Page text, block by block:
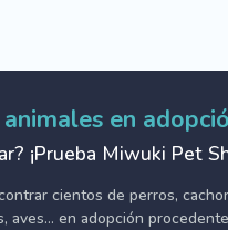
en
¡Prueba Miwuki Pet
cientos de perros,
aves... en adopción